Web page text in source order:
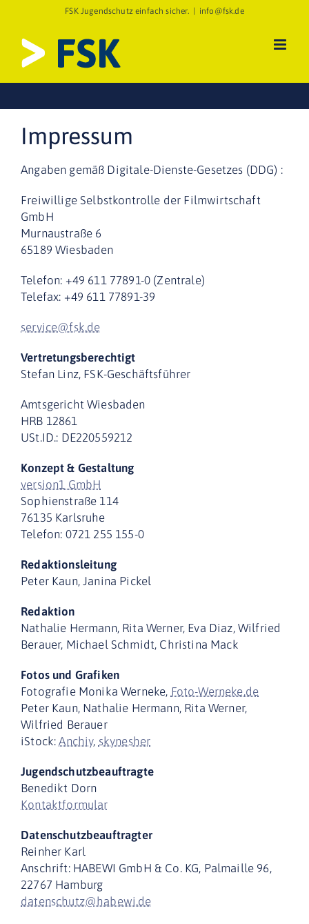
springen
FSK Jugendschutz einfach sicher. info@fsk.de
Impressum
Angaben gemäß Digitale-Dienste-Gesetzes (DDG) :
Freiwillige Selbstkontrolle der Filmwirtschaft
GmbH
Murnaustraße 6
65189 Wiesbaden
Telefon: +49 611 77891-0 (Zentrale)
Telefax: +49 611 77891-39
service@fsk.de
Vertretungsberechtigt
Stefan Linz, FSK-Geschäftsführer
Amtsgericht Wiesbaden
HRB 12861
USt.ID.: DE220559212
Konzept & Gestaltung
version1 GmbH
Sophienstraße 114
76135 Karlsruhe
Telefon: 0721 255 155-0
Redaktionsleitung
Peter Kaun, Janina Pickel
Redaktion
Nathalie Hermann, Rita Werner, Eva Diaz, Wilfried
Berauer, Michael Schmidt, Christina Mack
Fotos und Grafiken
Fotografie Monika Werneke, Foto-Werneke.de
Peter Kaun, Nathalie Hermann, Rita Werner,
Wilfried Berauer
iStock:Anchiy, skynesher
Jugendschutzbeauftragte
Benedikt Dorn
Kontaktformular
Datenschutzbeauftragter
Reinher Karl
Anschrift: HABEWI GmbH & Co. KG, Palmaille 96,
22767 Hamburg
datenschutz@habewi.de